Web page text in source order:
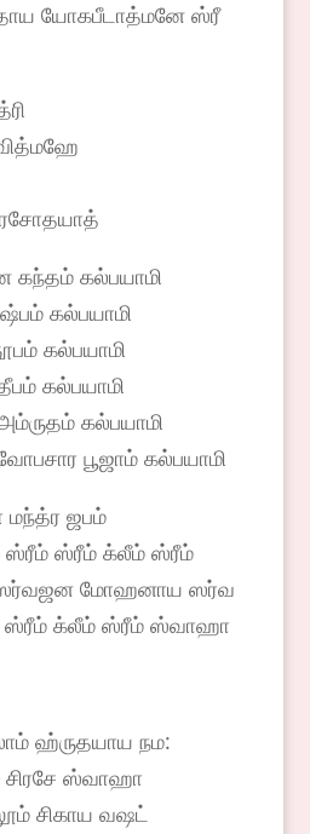
யோகபீடாத்மனே ஸ்ரீ
கந்தம் கல்பயாமி
கல்பயாமி
கல்பயாமி
கல்பயாமி
கல்பயாமி
பூஜாம் கல்பயாமி
மந்த்ர ஜபம்
ஸ்ரீம் க்லீம் ஸ்ரீம்
ஸர்வஜன மோஹனாய ஸர்வ
ஸ்ரீம் க்லீம் ஸ்ரீம் ஸ்வாஹா
ஹ்ருதயாய நம:
ஸ்வாஹா
சிகாய வஷட்